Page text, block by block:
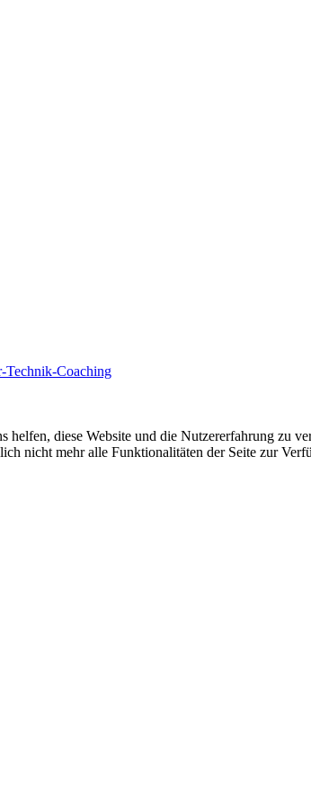
Technik-Coaching
diese Website und die Nutzererfahrung zu
nicht mehr alle Funktionalitäten der Seite zur